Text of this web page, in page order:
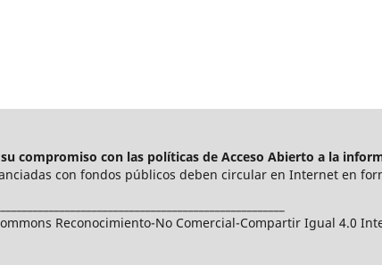
su compromiso con las políticas de Acceso Abierto a la
con fondos públicos deben circular en Internet en
Reconocimiento-No Comercial-Compartir Igual 4.0